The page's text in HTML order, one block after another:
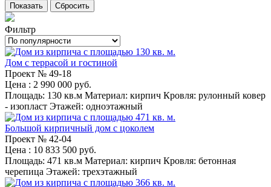
Сбросить
Фильтр
Дом с террасой и гостиной
Проект № 49-18
Цена : 2 990 000 руб.
Площадь: 130 кв.м Материал: кирпич Кровля: рулонный ковер
- изопласт Этажей: одноэтажный
Большой кирпичный дом с цоколем
Проект № 42-04
Цена : 10 833 500 руб.
Площадь: 471 кв.м Материал: кирпич Кровля: бетонная
черепица Этажей: трехэтажный